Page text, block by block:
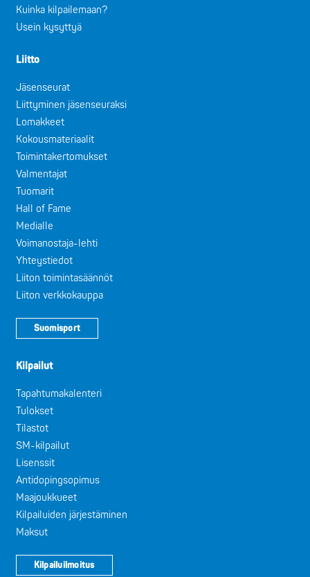
Kuinka kilpailemaan?
Usein kysyttyä
Liitto
Jäsenseurat
Liittyminen jäsenseuraksi
Lomakkeet
Kokousmateriaalit
Toimintakertomukset
Valmentajat
Tuomarit
Hall of Fame
Medialle
Voimanostaja-lehti
Yhteystiedot
Liiton toimintasäännöt
Liiton verkkokauppa
Suomisport
Kilpailut
Tapahtumakalenteri
Tulokset
Tilastot
SM-kilpailut
Lisenssit
Antidopingsopimus
Maajoukkueet
Kilpailuiden järjestäminen
Maksut
Kilpailuilmoitus